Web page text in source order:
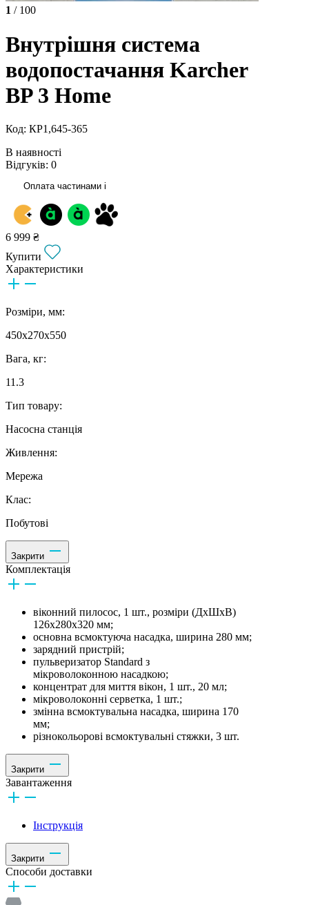
1 / 100
Внутрішня система
водопостачання Karcher
BP 3 Home
Код: КР1,645-365
В наявності
Відгуків: 0
Оплата частинами i
6 999 ₴
Купити
Характеристики
Розміри, мм:
450x270x550
Вага, кг:
11.3
Тип товару:
Насосна станція
Живлення:
Мережа
Клас:
Побутові
Закрити
Комплектація
віконний пилосос, 1 шт., розміри (ДхШхВ)
126x280x320 мм;
основна всмоктуюча насадка, ширина 280 мм;
зарядний пристрій;
пульверизатор Standard з
мікроволоконною насадкою;
концентрат для миття вікон, 1 шт., 20 мл;
мікроволоконні серветка, 1 шт.;
змінна всмоктувальна насадка, ширина 170
мм;
різнокольорові всмоктувальні стяжки, 3 шт.
Закрити
Завантаження
Інструкція
Закрити
Способи доставки